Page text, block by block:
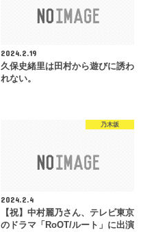
2024.2.19
久保史緒里は田村から遊びに誘わ
れない。
乃木坂
2024.2.4
【祝】中村麗乃さん、テレビ東京
のドラマ「RoOT/ルート」に出演